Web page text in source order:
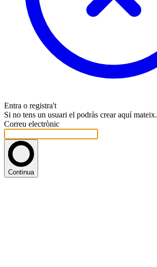
Entra o registra't
Si no tens un usuari el podràs crear aquí mateix.
Correu electrònic
Continua